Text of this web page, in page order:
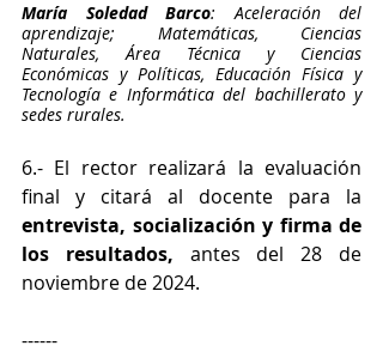
María Soledad Barco: Aceleración del
aprendizaje; Matemáticas, Ciencias
Naturales, Área Técnica y Ciencias
Económicas y Políticas, Educación Física y
Tecnología e Informática del bachillerato y
sedes rurales.
6.- El rector realizará la evaluación
entrevista, socialización y firma de
los resultados, antes del 28 de
noviembre de 2024.
------